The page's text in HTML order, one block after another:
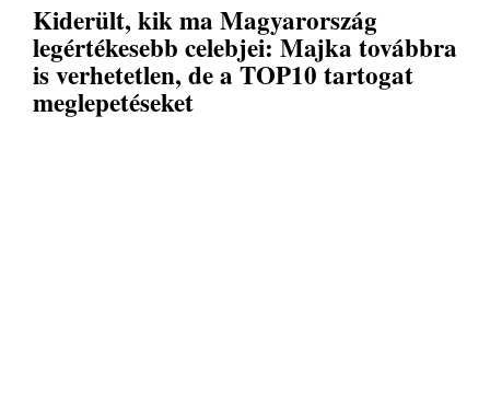
Kiderült, kik ma Magyarország
legértékesebb celebjei: Majka továbbra
is verhetetlen, de a TOP10 tartogat
meglepetéseket